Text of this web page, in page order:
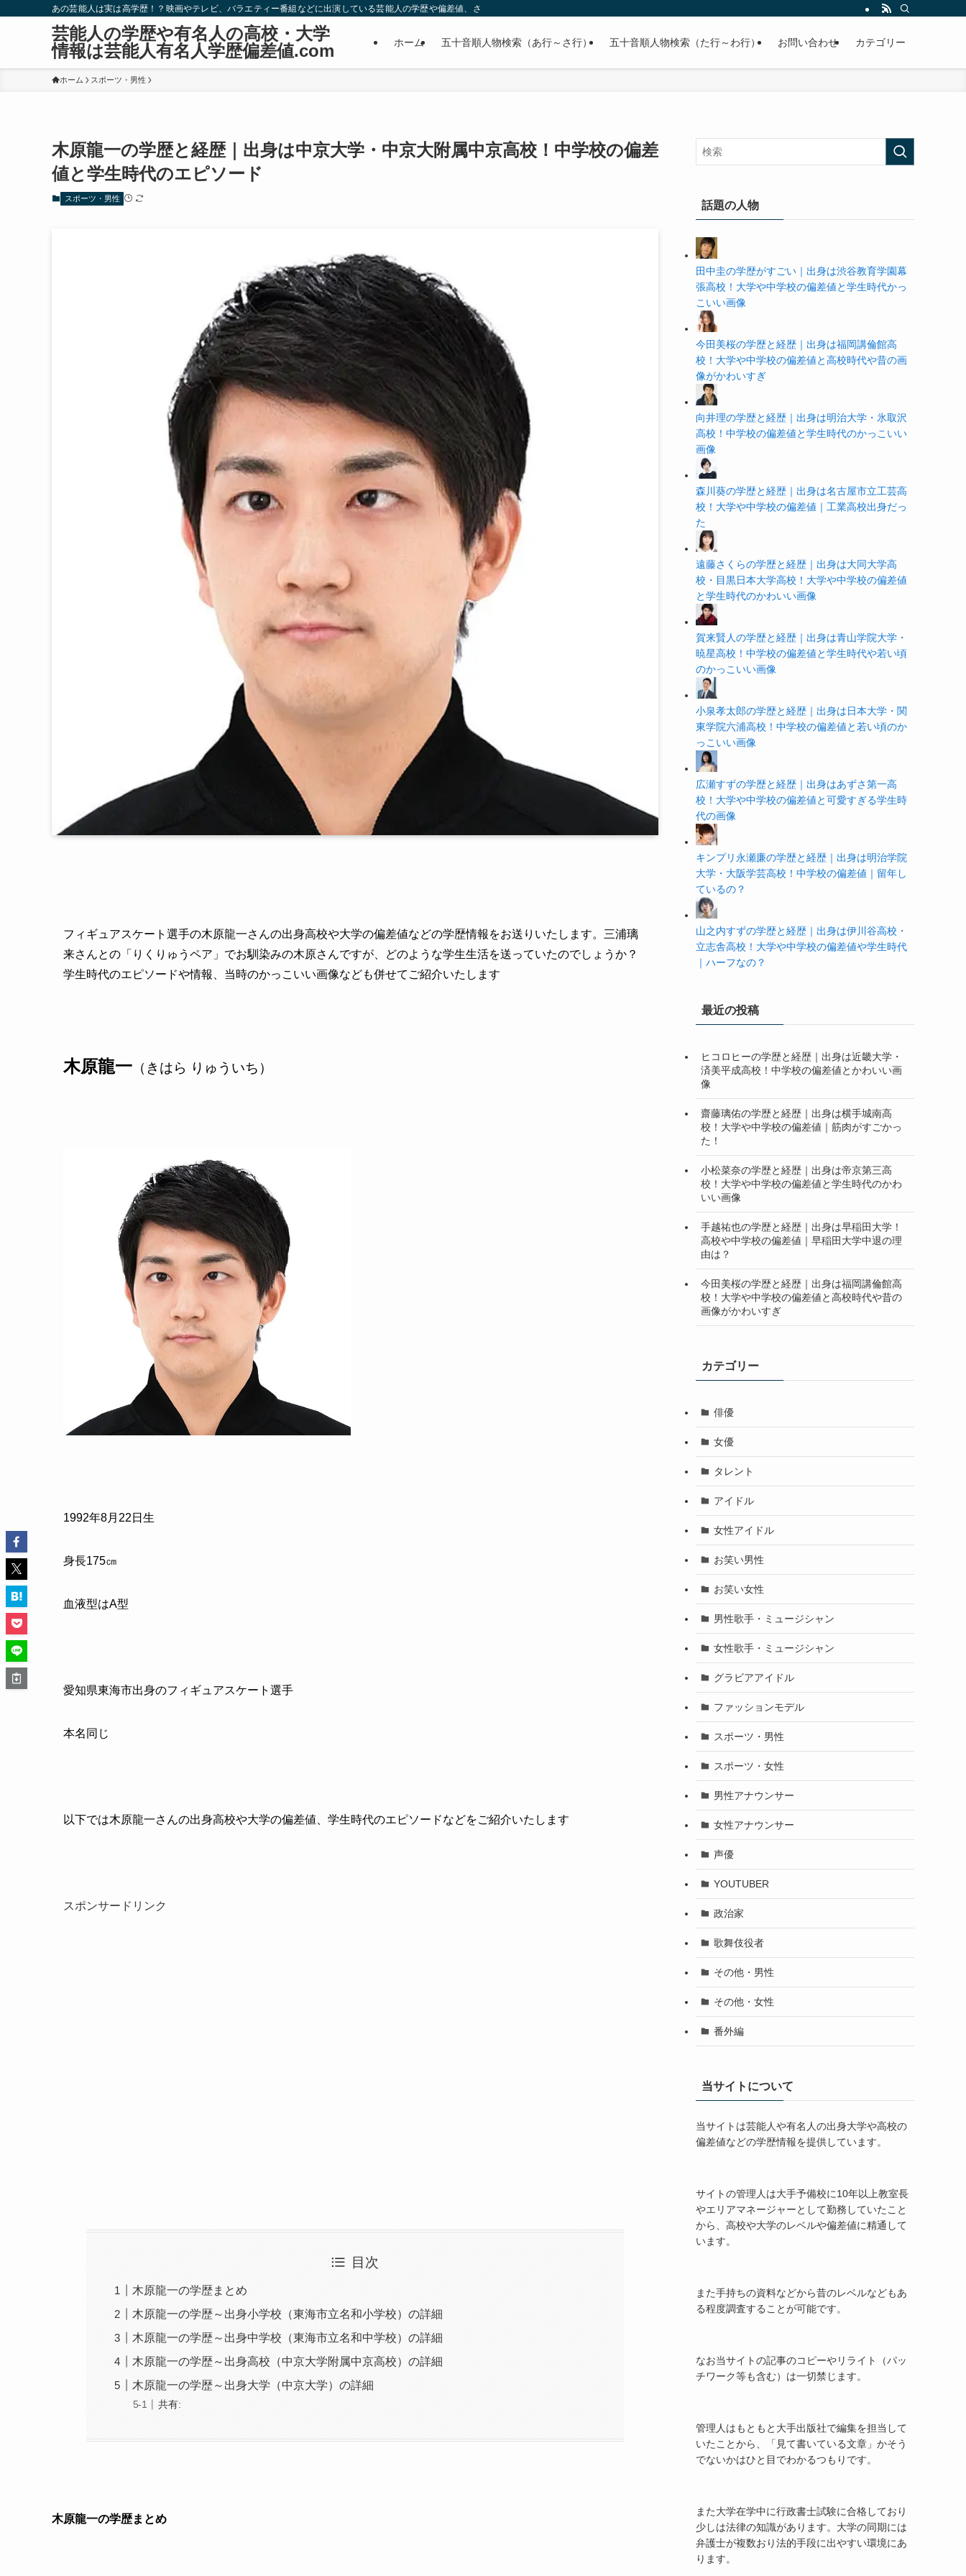
あの芸能人は実は高学歴！？映画やテレビ、バラエティー番組などに出演している芸能人の学歴や偏差値、さらに政治家やスポーツ選手などの有名人の学歴や高校・大学の偏差値まで紹介していきます。
芸能人の学歴や有名人の高校・大学
情報は芸能人有名人学歴偏差値.com
ホーム 五十音順人物検索（あ行～さ行） 五十音順人物検索（た行～わ行） お問い合わせ カテゴリー
ホーム スポーツ・男性
木原龍一の学歴と経歴｜出身は中京大学・中京大附属中京高校！中学校の偏差
値と学生時代のエピソード
スポーツ・男性
フィギュアスケート選手の木原龍一さんの出身高校や大学の偏差値などの学歴情報をお送りいたします。三浦璃
来さんとの「りくりゅうペア」でお馴染みの木原さんですが、どのような学生生活を送っていたのでしょうか？
学生時代のエピソードや情報、当時のかっこいい画像なども併せてご紹介いたします
木原龍一 （きはら りゅういち）
1992年8月22日生
身長175㎝
血液型はA型
愛知県東海市出身のフィギュアスケート選手
本名同じ
以下では木原龍一さんの出身高校や大学の偏差値、学生時代のエピソードなどをご紹介いたします
スポンサードリンク
目次
木原龍一の学歴まとめ
木原龍一の学歴～出身小学校（東海市立名和小学校）の詳細
木原龍一の学歴～出身中学校（東海市立名和中学校）の詳細
木原龍一の学歴～出身高校（中京大学附属中京高校）の詳細
木原龍一の学歴～出身大学（中京大学）の詳細
共有:
木原龍一の学歴まとめ
話題の人物
田中圭の学歴がすごい｜出身は渋谷教育学園幕
張高校！大学や中学校の偏差値と学生時代かっ
こいい画像
今田美桜の学歴と経歴｜出身は福岡講倫館高
校！大学や中学校の偏差値と高校時代や昔の画
像がかわいすぎ
向井理の学歴と経歴｜出身は明治大学・氷取沢
高校！中学校の偏差値と学生時代のかっこいい
画像
森川葵の学歴と経歴｜出身は名古屋市立工芸高
校！大学や中学校の偏差値｜工業高校出身だっ
た
遠藤さくらの学歴と経歴｜出身は大同大学高
校・目黒日本大学高校！大学や中学校の偏差値
と学生時代のかわいい画像
賀来賢人の学歴と経歴｜出身は青山学院大学・
暁星高校！中学校の偏差値と学生時代や若い頃
のかっこいい画像
小泉孝太郎の学歴と経歴｜出身は日本大学・関
東学院六浦高校！中学校の偏差値と若い頃のか
っこいい画像
広瀬すずの学歴と経歴｜出身はあずさ第一高
校！大学や中学校の偏差値と可愛すぎる学生時
代の画像
キンプリ永瀬廉の学歴と経歴｜出身は明治学院
大学・大阪学芸高校！中学校の偏差値｜留年し
ているの？
山之内すずの学歴と経歴｜出身は伊川谷高校・
立志舎高校！大学や中学校の偏差値や学生時代
｜ハーフなの？
最近の投稿
ヒコロヒーの学歴と経歴｜出身は近畿大学・
済美平成高校！中学校の偏差値とかわいい画
像
齋藤璃佑の学歴と経歴｜出身は横手城南高
校！大学や中学校の偏差値｜筋肉がすごかっ
た！
小松菜奈の学歴と経歴｜出身は帝京第三高
校！大学や中学校の偏差値と学生時代のかわ
いい画像
手越祐也の学歴と経歴｜出身は早稲田大学！
高校や中学校の偏差値｜早稲田大学中退の理
由は？
今田美桜の学歴と経歴｜出身は福岡講倫館高
校！大学や中学校の偏差値と高校時代や昔の
画像がかわいすぎ
カテゴリー
俳優
女優
タレント
アイドル
女性アイドル
お笑い男性
お笑い女性
男性歌手・ミュージシャン
女性歌手・ミュージシャン
グラビアアイドル
ファッションモデル
スポーツ・男性
スポーツ・女性
男性アナウンサー
女性アナウンサー
声優
YOUTUBER
政治家
歌舞伎役者
その他・男性
その他・女性
番外編
当サイトについて
当サイトは芸能人や有名人の出身大学や高校の
偏差値などの学歴情報を提供しています。
サイトの管理人は大手予備校に10年以上教室長
やエリアマネージャーとして勤務していたこと
から、高校や大学のレベルや偏差値に精通して
います。
また手持ちの資料などから昔のレベルなどもあ
る程度調査することが可能です。
なお当サイトの記事のコピーやリライト（パッ
チワーク等も含む）は一切禁じます。
管理人はもともと大手出版社で編集を担当して
いたことから、「見て書いている文章」かそう
でないかはひと目でわかるつもりです。
また大学在学中に行政書士試験に合格しており
少しは法律の知識があります。大学の同期には
弁護士が複数おり法的手段に出やすい環境にあ
ります。